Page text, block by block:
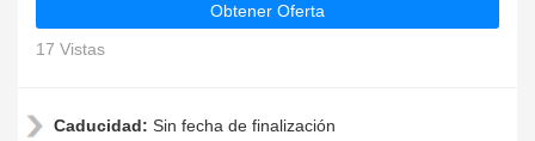
Obtener Oferta
17 Vistas
Caducidad: Sin fecha de finalización